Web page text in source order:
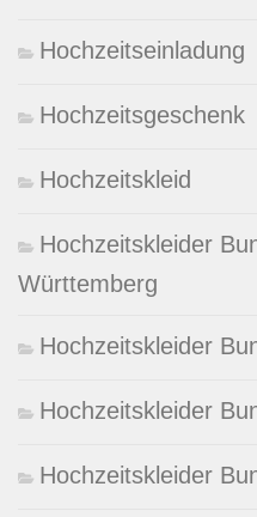
Hochzeitseinladung
Hochzeitsgeschenk
Hochzeitskleid
Hochzeitskleider
Württemberg
Hochzeitskleider
Hochzeitskleider
Hochzeitskleider